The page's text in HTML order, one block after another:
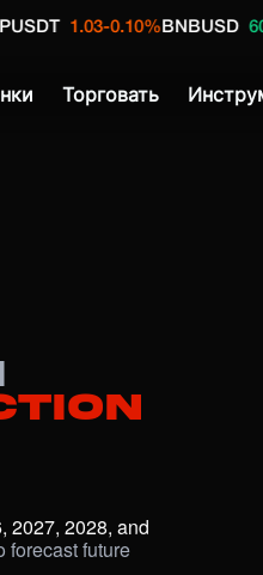
-0.10% BNBUSD 603.68
Торговать
2027, 2028, and
forecast future